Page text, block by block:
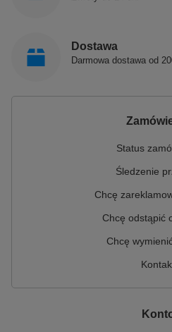
Dostawa
Darmowa dostawa od
Status
Śledzenie
Chcę
Chcę odstąpić
Chcę